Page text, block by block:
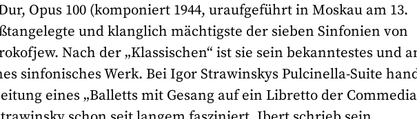
Opus 100 (komponiert 1944, uraufgeführt in Moskau am 13.
und klanglich mächtigste der sieben Sinfonien von
Nach der „Klassischen“ ist sie sein bekanntestes und
sinfonisches Werk. Bei Igor Strawinskys Pulcinella-Suite
eines „Balletts mit Gesang auf ein Libretto der Commedia